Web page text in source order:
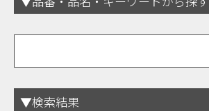
▼検索結果